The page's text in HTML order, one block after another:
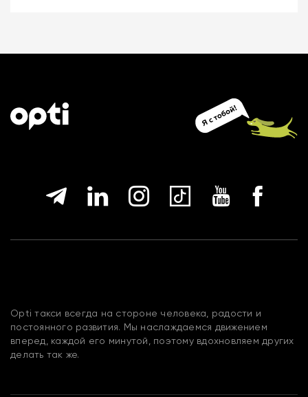
Opti такси всегда на стороне человека, радости и
постоянного развития. Мы наслаждаемся движением
вперед, каждой его минутой, поэтому вдохновляем других
делать так же.